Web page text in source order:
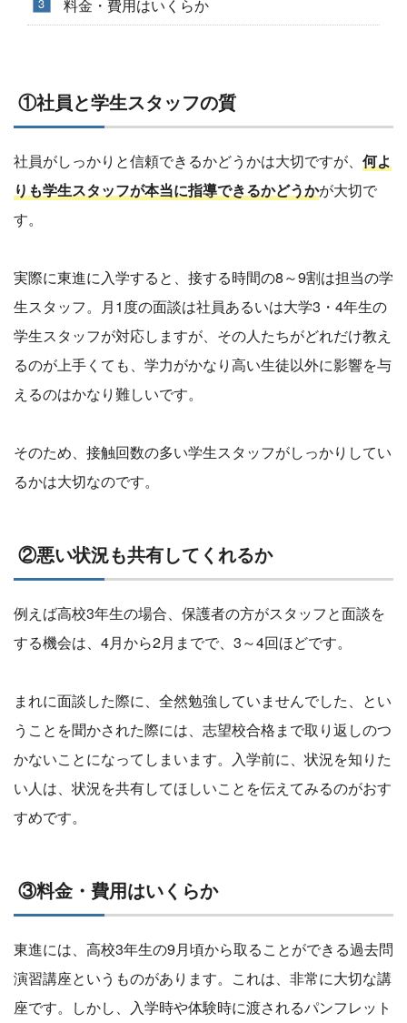
料金・費用はいくらか
①社員と学生スタッフの質
社員がしっかりと信頼できるかどうかは大切ですが、 何よ
りも学生スタッフが本当に指導できるかどうかが大切で
す。
実際に東進に入学すると、接する時間の8～9割は担当の学
生スタッフ。月1度の面談は社員あるいは大学3・4年生の
学生スタッフが対応しますが、その人たちがどれだけ教え
るのが上手くても、学力がかなり高い生徒以外に影響を与
えるのはかなり難しいです。
そのため、接触回数の多い学生スタッフがしっかりしてい
るかは大切なのです。
②悪い状況も共有してくれるか
例えば高校3年生の場合、保護者の方がスタッフと面談を
する機会は、4月から2月までで、3～4回ほどです。
まれに面談した際に、全然勉強していませんでした、とい
うことを聞かされた際には、志望校合格まで取り返しのつ
かないことになってしまいます。入学前に、状況を知りた
い人は、状況を共有してほしいことを伝えてみるのがおす
すめです。
③料金・費用はいくらか
東進には、高校3年生の9月頃から取ることができる過去問
演習講座というものがあります。これは、非常に大切な講
座です。しかし、入学時や体験時に渡されるパンフレット